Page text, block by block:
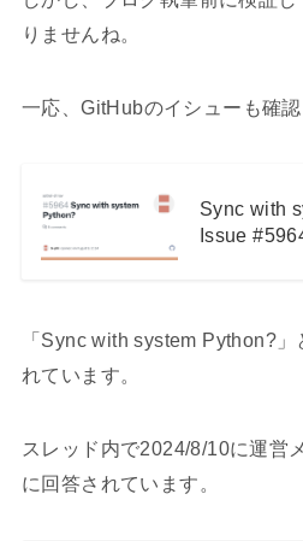
りませんね。
一応、GitHubのイシューも確認
Sync with
Issue
「Sync with system Python?
れています。
スレッド内で2024/8/10に運営
に回答されています。